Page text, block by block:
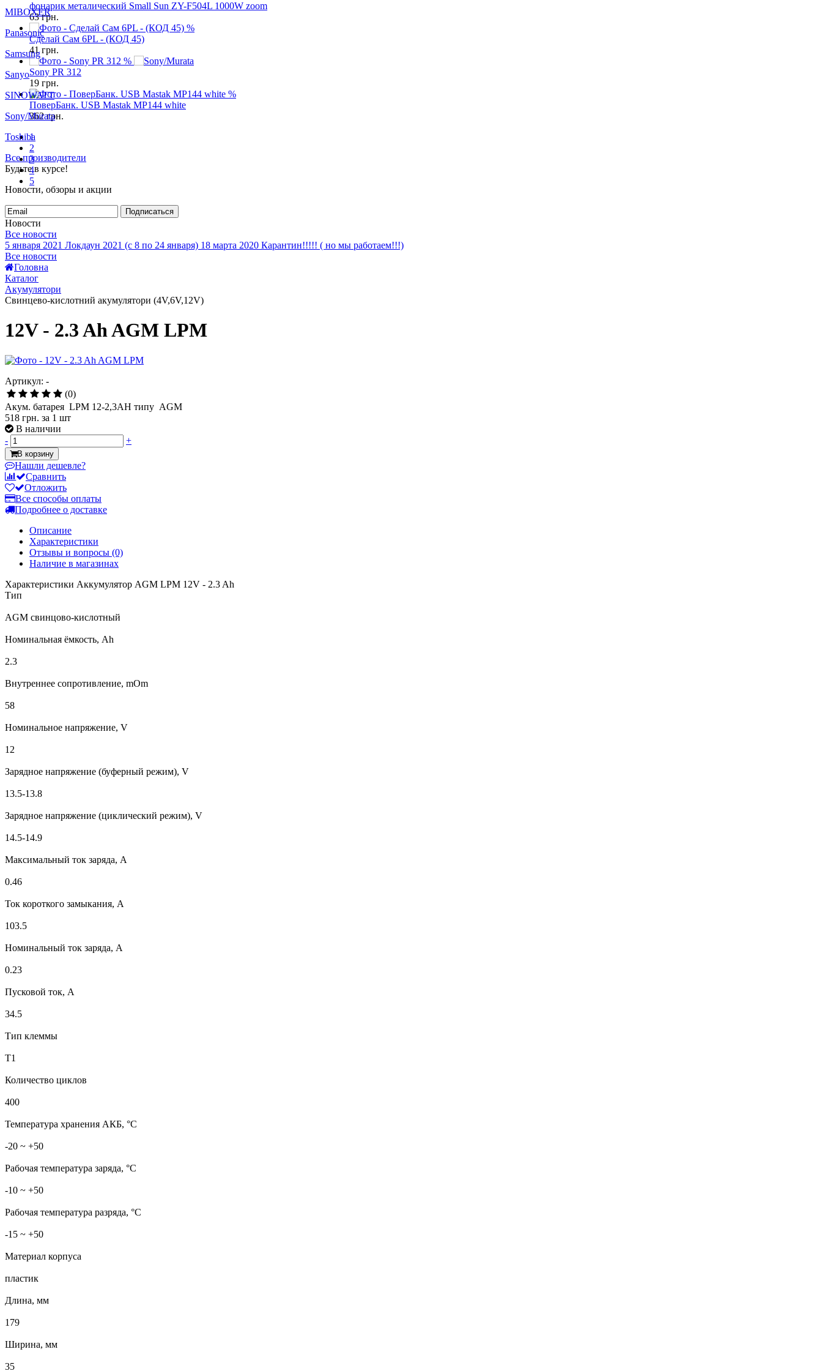
фонарик металический Small Sun ZY-F504L 1000W zoom
63грн.
%
Сделай Сам 6PL - (КОД 45)
41грн.
%
Sony PR 312
19 грн.
%
ПоверБанк. USB Mastak MP144 white
362грн.
1
2
3
4
5
MIBOXER
Panasonic
Samsung
Sanyo
SINOWATT
Sony/Murata
Toshiba
Все производители
Будьте в курсе!
Новости, обзоры и акции
Подписаться
Новости
Все новости
5 января 2021 Локдаун 2021 (с 8 по 24 января) 18 марта 2020 Карантин!!!!! ( но мы работаем!!!)
Все новости
Головна
Каталог
Акумулятори
Свинцево-кислотний акумулятори (4V,6V,12V)
12V - 2.3 Ah AGM LPM
Артикул: -
(0)
Акум. батарея LPM 12-2,3АН типу AGM
518 грн. за 1 шт
В наличии
-
+
В корзину
Нашли дешевле?
Сравнить
Отложить
Все способы оплаты
Подробнее о доставке
Описание
Характеристики
Отзывы и вопросы (0)
Наличие в магазинах
Характеристики Аккумулятор AGM LPM 12V - 2.3 Ah
Тип
AGM свинцово-кислотный
Номинальная ёмкость, Ah
2.3
Внутреннее сопротивление, mOm
58
Номинальное напряжение, V
12
Зарядное напряжение (буферный режим), V
13.5-13.8
Зарядное напряжение (циклический режим), V
14.5-14.9
Максимальный ток заряда, A
0.46
Ток короткого замыкания, A
103.5
Номинальный ток заряда, A
0.23
Пусковой ток, А
34.5
Тип клеммы
T1
Количество циклов
400
Температура хранения АКБ, °C
-20 ~ +50
Рабочая температура заряда, °C
-10 ~ +50
Рабочая температура разряда, °C
-15 ~ +50
Материал корпуса
пластик
Длина, мм
179
Ширина, мм
35